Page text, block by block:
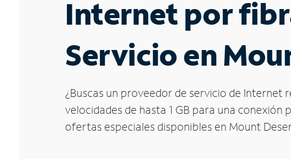
Internet por
Servicio en
¿Buscas un proveedor de servicio de
velocidades de hasta 1 GB para una
ofertas especiales disponibles en Mount